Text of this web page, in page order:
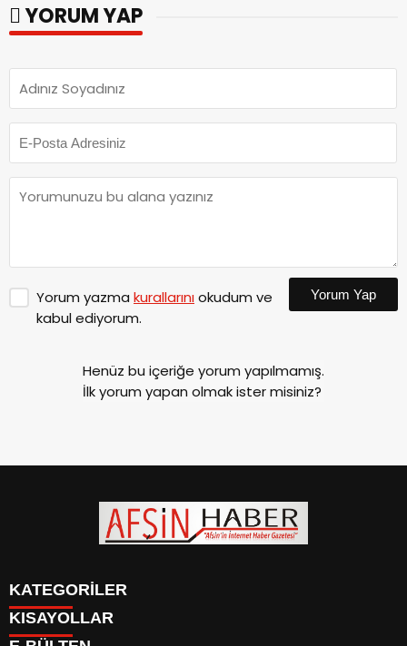
YORUM YAP
Yorum yazma kurallarınıokudum ve
kabul ediyorum.
Yorum Yap
Henüz bu içeriğe yorum yapılmamış.
İlk yorum yapan olmak ister misiniz?
KATEGORİLER
SİYASET
KISAYOLLAR